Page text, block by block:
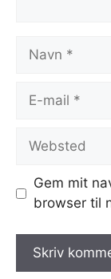
Navn
Websted
Gem mit
browser til